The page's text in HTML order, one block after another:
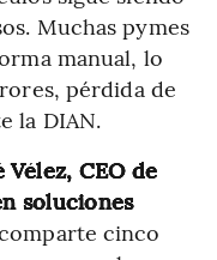
Muchas pymes
manual, lo
pérdida de
la DIAN.
Vélez, CEO de
soluciones
cinco